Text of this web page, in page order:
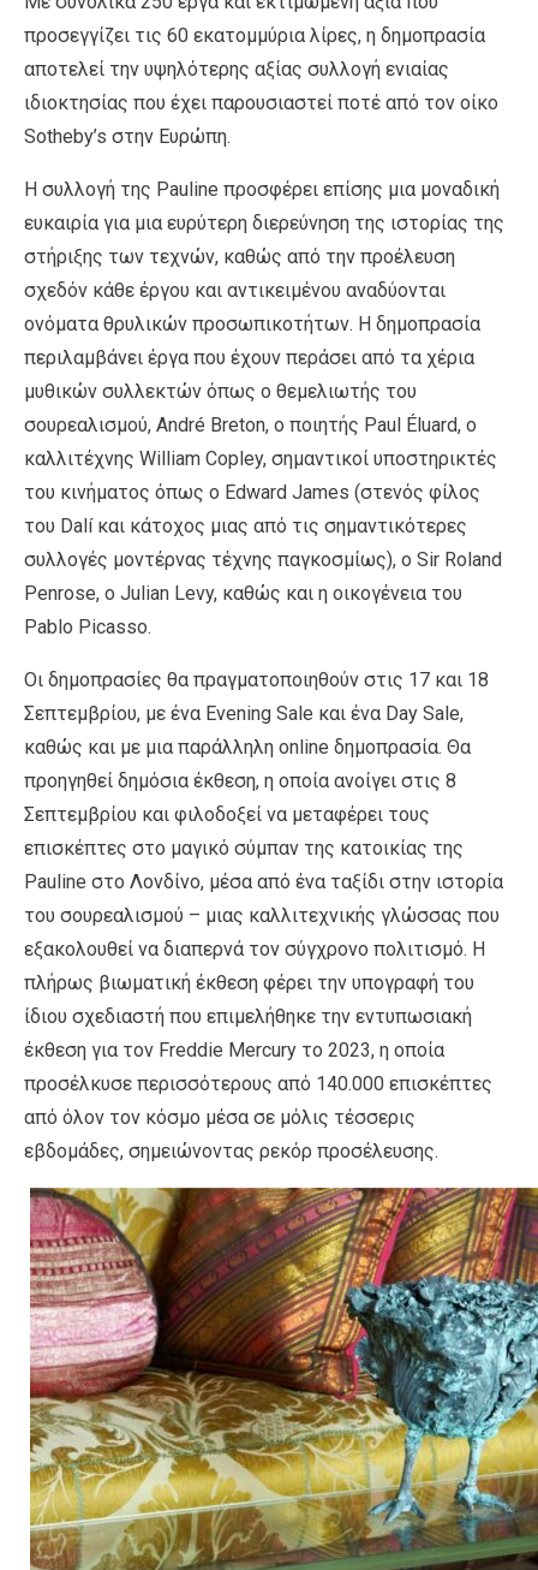
προσεγγίζει τις 60 εκατομμύρια λίρες, η δημοπρασία
αποτελεί την υψηλότερης αξίας συλλογή ενιαίας
ιδιοκτησίας που έχει παρουσιαστεί ποτέ από τον οίκο
Sotheby’s στην Ευρώπη.
Η συλλογή της Pauline προσφέρει επίσης μια μοναδική
ευκαιρία για μια ευρύτερη διερεύνηση της ιστορίας της
στήριξης των τεχνών, καθώς από την προέλευση
σχεδόν κάθε έργου και αντικειμένου αναδύονται
ονόματα θρυλικών προσωπικοτήτων. Η δημοπρασία
περιλαμβάνει έργα που έχουν περάσει από τα χέρια
μυθικών συλλεκτών όπως ο θεμελιωτής του
σουρεαλισμού, André Breton, ο ποιητής Paul Éluard, ο
καλλιτέχνης William Copley, σημαντικοί υποστηρικτές
του κινήματος όπως ο Edward James (στενός φίλος
του Dalí και κάτοχος μιας από τις σημαντικότερες
συλλογές μοντέρνας τέχνης παγκοσμίως), ο Sir Roland
Penrose, ο Julian Levy, καθώς και η οικογένεια του
Pablo Picasso.
Οι δημοπρασίες θα πραγματοποιηθούν στις 17 και 18
Σεπτεμβρίου, με ένα Evening Sale και ένα Day Sale,
καθώς και με μια παράλληλη online δημοπρασία. Θα
προηγηθεί δημόσια έκθεση, η οποία ανοίγει στις 8
Σεπτεμβρίου και φιλοδοξεί να μεταφέρει τους
επισκέπτες στο μαγικό σύμπαν της κατοικίας της
Pauline στο Λονδίνο, μέσα από ένα ταξίδι στην ιστορία
του σουρεαλισμού – μιας καλλιτεχνικής γλώσσας που
εξακολουθεί να διαπερνά τον σύγχρονο πολιτισμό. Η
πλήρως βιωματική έκθεση φέρει την υπογραφή του
ίδιου σχεδιαστή που επιμελήθηκε την εντυπωσιακή
έκθεση για τον Freddie Mercury το 2023, η οποία
προσέλκυσε περισσότερους από 140.000 επισκέπτες
από όλον τον κόσμο μέσα σε μόλις τέσσερις
εβδομάδες, σημειώνοντας ρεκόρ προσέλευσης.